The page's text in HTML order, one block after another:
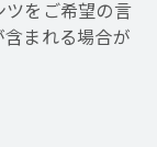
をご希望の言
まれる場合が